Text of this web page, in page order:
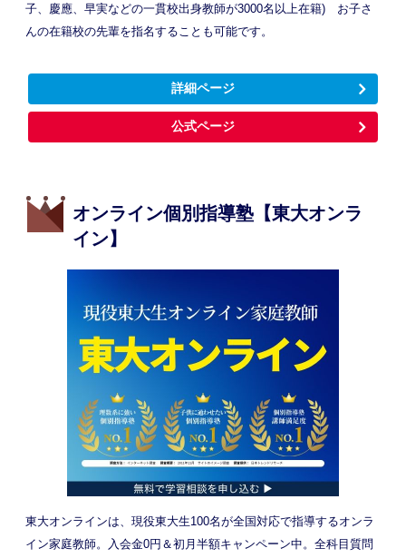
子、慶應、早実などの一貫校出身教師が3000名以上在籍) お子さ
んの在籍校の先輩を指名することも可能です。
詳細ページ
公式ページ
オンライン個別指導塾【東大オンラ
イン】
東大オンラインは、現役東大生100名が全国対応で指導するオンラ
イン家庭教師。入会金0円＆初月半額キャンペーン中。全科目質問